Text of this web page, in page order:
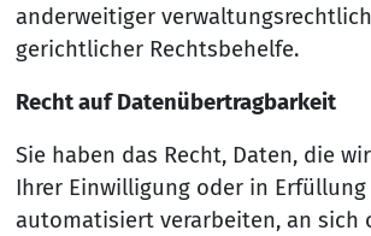
anderweitiger
gerichtlicher Rechtsbehelfe.
Recht auf Datenübertragbarkeit
Sie haben das Recht, Daten, die
Ihrer Einwilligung oder in Erfüllung
automatisiert verarbeiten, an sich